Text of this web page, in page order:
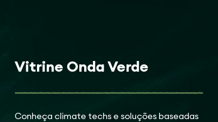
Vitrine Onda Verde
Conheça climate techs e soluções baseadas